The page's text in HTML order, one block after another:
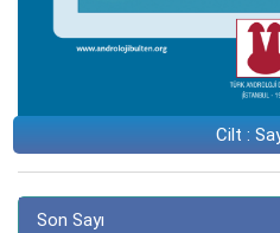
Cilt :
Son Sayı